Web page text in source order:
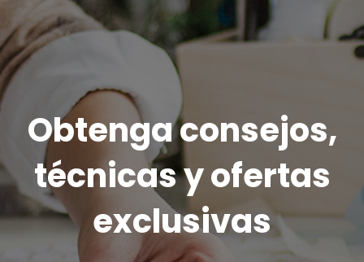
Obtenga consejos,
técnicas y ofertas
exclusivas